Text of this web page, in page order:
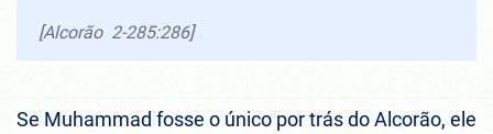
[Alcorão 2-285:286]
Se Muhammad fosse o único por trás do Alcorão, ele